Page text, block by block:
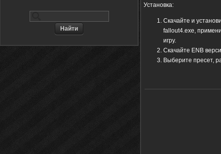
Установка:
Скачайте и
fallout4.exe,
игру.
Скачайте ENB
Выберите пресет,